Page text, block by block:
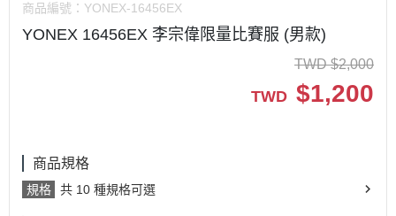
商品編號： YONEX-16456EX
YONEX 16456EX 李宗偉限量比賽服 (男款)
TWD $2,000
TWD $1,200
商品規格
規格 共 10 種規格可選